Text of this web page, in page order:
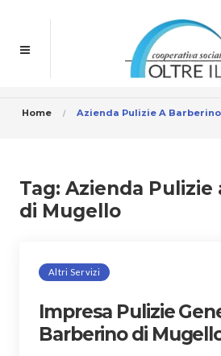
Home Azienda Pulizie A
Tag: Azienda Pulizie
di Mugello
Altri Servizi
Impresa Pulizie
Barberino di